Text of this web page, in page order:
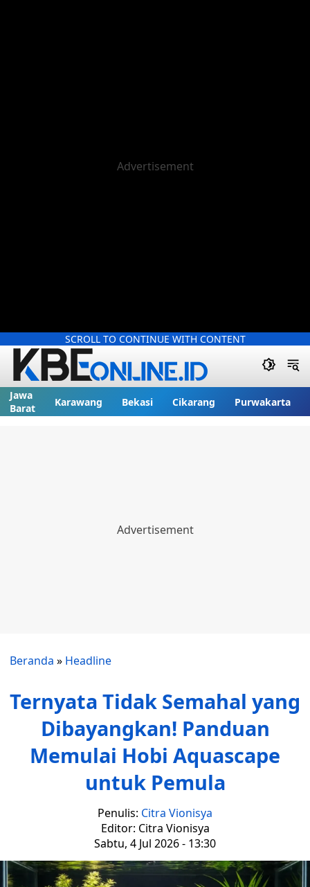
SCROLL TO CONTINUE WITH CONTENT
Jawa
Barat
Karawang Bekasi Cikarang Purwakarta
Beranda » Headline
Ternyata Tidak Semahal yang
Dibayangkan! Panduan
Memulai Hobi Aquascape
untuk Pemula
Penulis: Citra Vionisya
Editor: Citra Vionisya
Sabtu, 4 Jul 2026 - 13:30